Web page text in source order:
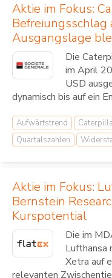
Aktie im Fokus:
Ausgangslage
Die
im April
USD
dynamisch bis auf ein
Aufwärtstrend
Quartalszahlen
Aktie im Fokus:
Bernstein
Kurspotential
Die im
Lufthansa
Xetra auf
relevanten